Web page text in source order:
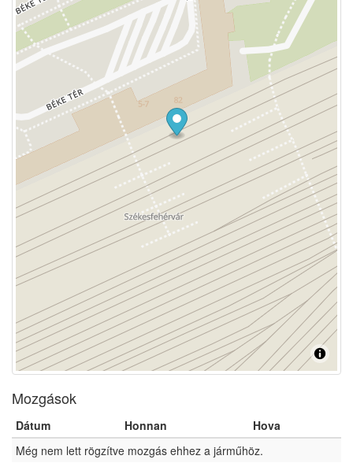
Mozgások
Dátum Honnan
Hova
Még nem lett rögzítve mozgás ehhez a járműhöz.